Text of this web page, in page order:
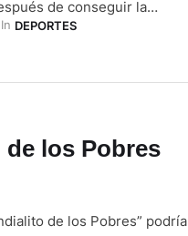
de conseguir la
el resto de la delegación.
In DEPORTES
los Pobres
de los Pobres” podría